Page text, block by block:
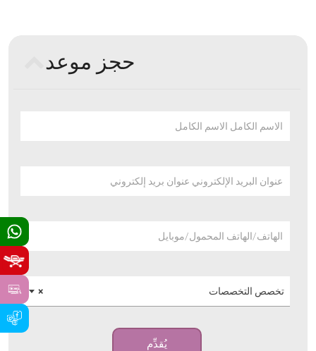
حجز موعد
الاسم الكامل الاسم الكامل
عنوان البريد الإلكتروني عنوان بريد إلكتروني
الهاتف/الهاتف المحمول/موبايل
× تخصص التخصصات
يُقدِّم